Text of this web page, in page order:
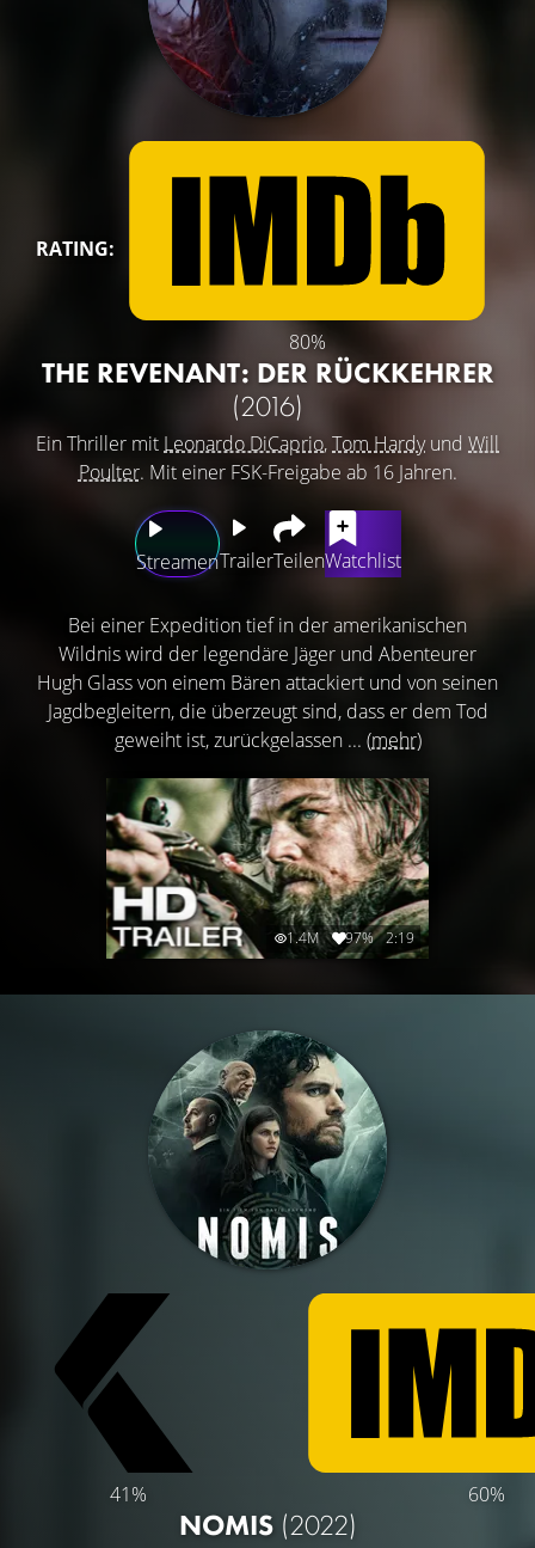
RATING:
80%
THE REVENANT: DER RÜCKKEHRER
(2016)
Ein Thriller mit Leonardo DiCaprio,Tom Hardyund Will
Poulter. Mit einer FSK-Freigabe ab 16 Jahren.
StreamenTrailerTeilenWatchlist
Bei einer Expedition tief in der amerikanischen
Wildnis wird der legendäre Jäger und Abenteurer
Hugh Glass von einem Bären attackiert und von seinen
Jagdbegleitern, die überzeugt sind, dass er dem Tod
geweiht ist, zurückgelassen ... (mehr)
1.4M 97% 2:19
41% 60%
NOMIS (2022)